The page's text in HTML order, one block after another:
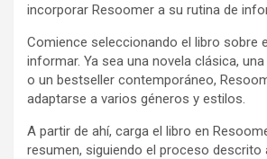
incorporar Resoomer a su rutina de
Comience seleccionando el libro sobre
informar. Ya sea una novela clásica,
o un bestseller contemporáneo,
adaptarse a varios géneros y estilos.
A partir de ahí, carga el libro en
resumen, siguiendo el proceso descrito